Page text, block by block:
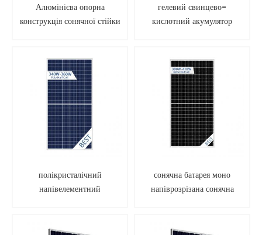
Алюмінієва опорна
конструкція сонячної стійки
гелевий свинцево-
кислотний акумулятор
полікристалічний
напівелементний
сонячна батарея моно
напіврозрізана сонячна